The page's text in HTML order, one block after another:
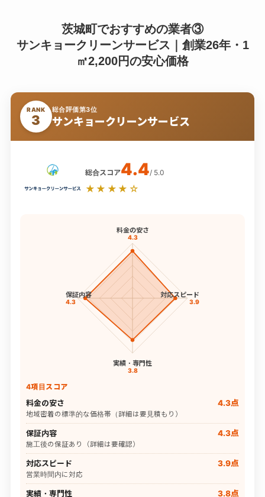
茨城町でおすすめの業者③
サンキョークリーンサービス｜創業26年・1
㎡2,200円の安心価格
RANK
3
総合評価第3位
サンキョークリーンサービス
総合スコア4.4/ 5.0
★★★★☆
料金の安さ
4.3
対応スピード
3.9
実績・専門性
3.8
保証内容
4.3
4項目スコア
料金の安さ 4.3点
地域密着の標準的な価格帯（詳細は要見積もり）
保証内容 4.3点
施工後の保証あり（詳細は要確認）
対応スピード 3.9点
営業時間内に対応
実績・専門性 3.8点